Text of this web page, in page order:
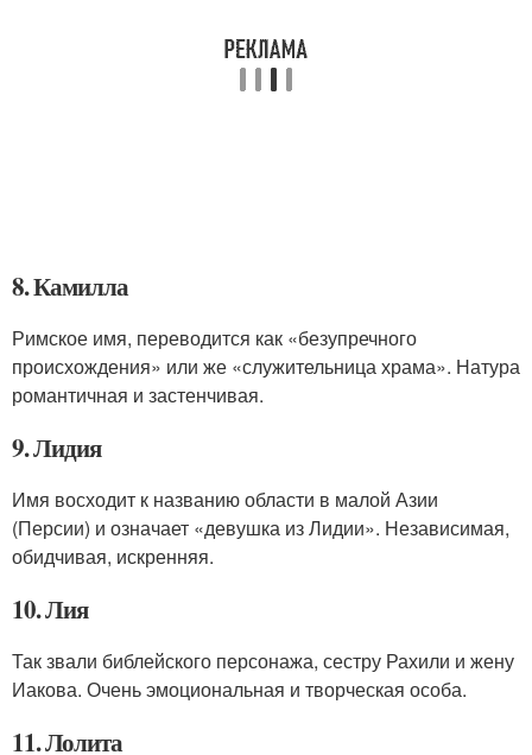
8. Камилла
Римское имя, переводится как «безупречного
происхождения» или же «служительница храма». Натура
романтичная и застенчивая.
9. Лидия
Имя восходит к названию области в малой Азии
(Персии) и означает «девушка из Лидии». Независимая,
обидчивая, искренняя.
10. Лия
Так звали библейского персонажа, сестру Рахили и жену
Иакова. Очень эмоциональная и творческая особа.
11. Лолита